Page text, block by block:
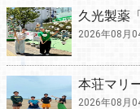
久光製薬
2026年08月
本荘マリ
2026年08月